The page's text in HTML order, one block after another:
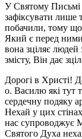
У Святому Письмі
зафіксувати лише
побачили, тому що
Який є перед
вона зціляє
змісту, Він дає
Дорогі в Христі!
о. Василю які тут
сердечну подяку
Нехай у цих
нас супроводжує
Святого Духа